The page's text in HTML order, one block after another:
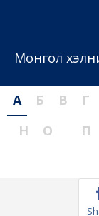
Монгол
А Б В Г
Н
О П